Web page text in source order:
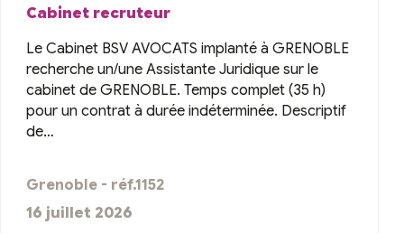
Cabinet recruteur
Le Cabinet BSV AVOCATS implanté à GRENOBLE
recherche un/une Assistante Juridique sur le
cabinet de GRENOBLE. Temps complet (35 h)
pour un contrat à durée indéterminée. Descriptif
de…
Grenoble - réf.1152
16 juillet 2026